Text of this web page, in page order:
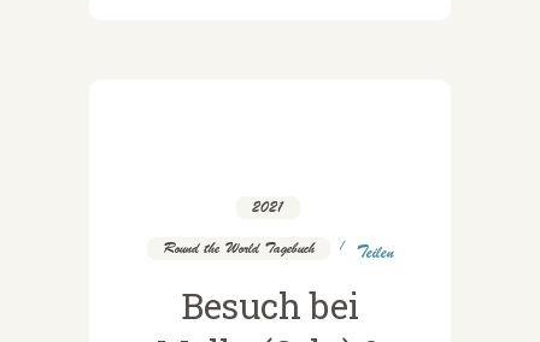
2021
Round the World Tagebuch Teilen
Besuch bei